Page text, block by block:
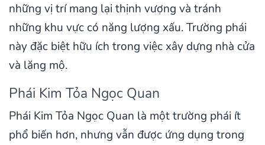
những vị trí mang lại thịnh vượng và tránh
những khu vực có năng lượng xấu. Trường phái
này đặc biệt hữu ích trong việc xây dựng nhà cửa
và lăng mộ.
Phái Kim Tỏa Ngọc Quan
Phái Kim Tỏa Ngọc Quan là một trường phái ít
phổ biến hơn, nhưng vẫn được ứng dụng trong